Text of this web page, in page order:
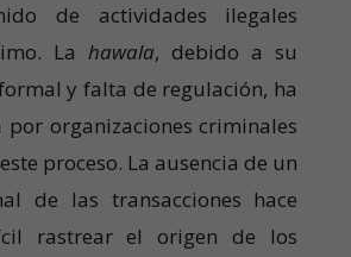
de actividades ilegales
La hawala, debido a su
y falta de regulación, ha
organizaciones criminales
proceso. La ausencia de un
de las transacciones hace
rastrear el origen de los